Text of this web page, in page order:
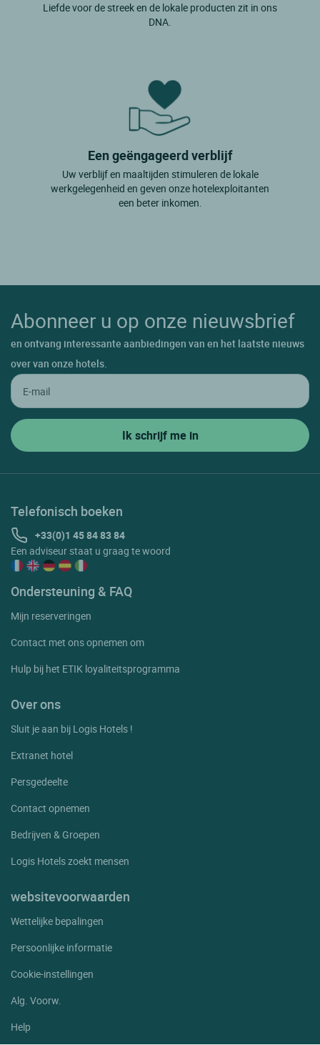
Liefde voor de streek en de lokale producten zit in ons
DNA.
Een geëngageerd verblijf
Uw verblijf en maaltijden stimuleren de lokale
werkgelegenheid en geven onze hotelexploitanten
een beter inkomen.
Abonneer u op onze nieuwsbrief
en ontvang interessante aanbiedingen van en het laatste nieuws
over van onze hotels.
Telefonisch boeken
+33(0)1 45 84 83 84
Een adviseur staat u graag te woord
Ondersteuning & FAQ
Mijn reserveringen
Contact met ons opnemen om
Hulp bij het ETIK loyaliteitsprogramma
Over ons
Sluit je aan bij Logis Hotels !
Extranet hotel
Persgedeelte
Contact opnemen
Bedrijven & Groepen
Logis Hotels zoekt mensen
websitevoorwaarden
Wettelijke bepalingen
Persoonlijke informatie
Cookie-instellingen
Alg. Voorw.
Help